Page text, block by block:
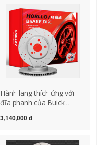
Hành lang thích ứng với
đĩa phanh của Buick
cũ Regal mẫu cũ GL8
3,140,000 đ